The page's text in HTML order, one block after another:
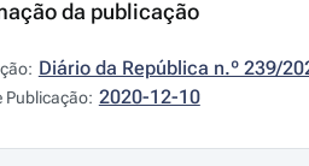
da publicação
Diário da República n.º 239/
Publicação: 2020-12-10